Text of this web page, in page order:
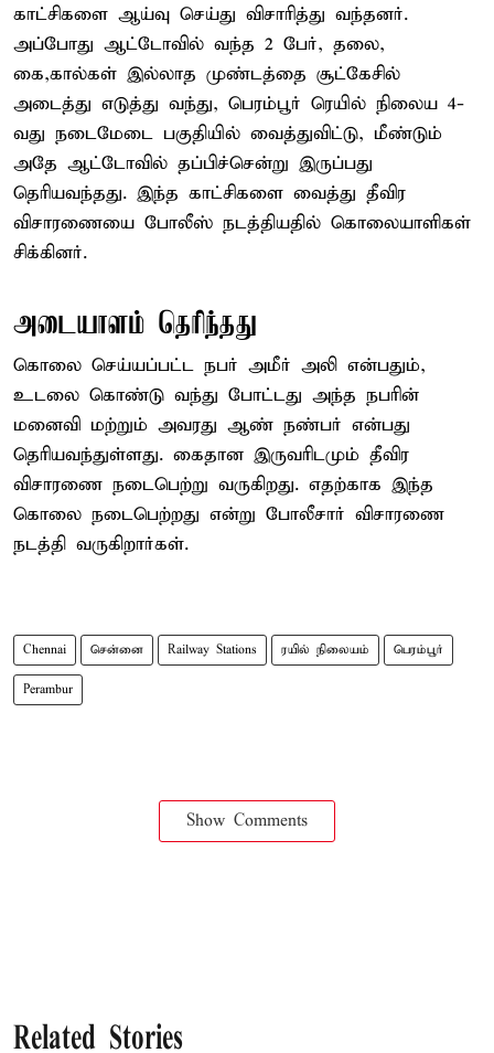
காட்சிகளை ஆய்வு செய்து விசாரித்து வந்தனர்.
அப்போது ஆட்டோவில் வந்த 2 பேர், தலை,
கை,கால்கள் இல்லாத முண்டத்தை சூட்கேசில்
அடைத்து எடுத்து வந்து, பெரம்பூர் ரெயில் நிலைய 4-
வது நடைமேடை பகுதியில் வைத்துவிட்டு, மீண்டும்
அதே ஆட்டோவில் தப்பிச்சென்று இருப்பது
தெரியவந்தது. இந்த காட்சிகளை வைத்து தீவிர
விசாரணையை போலீஸ் நடத்தியதில் கொலையாளிகள்
சிக்கினர்.
அடையாளம் தெரிந்தது
கொலை செய்யப்பட்ட நபர் அமீர் அலி என்பதும்,
உடலை கொண்டு வந்து போட்டது அந்த நபரின்
மனைவி மற்றும் அவரது ஆண் நண்பர் என்பது
தெரியவந்துள்ளது. கைதான இருவரிடமும் தீவிர
விசாரணை நடைபெற்று வருகிறது. எதற்காக இந்த
கொலை நடைபெற்றது என்று போலீசார் விசாரணை
நடத்தி வருகிறார்கள்.
Chennai சென்னை Railway Stations ரயில் நிலையம் பெரம்பூர்
Perambur
Show Comments
Related Stories